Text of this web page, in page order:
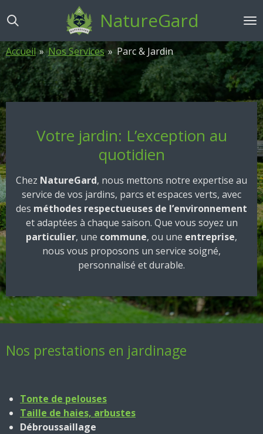
au
contenu
principal
NatureGard
Accueil » Nos Services » Parc & Jardin
Votre jardin: L’exception au
quotidien
Chez NatureGard, nous mettons notre expertise au
service de vos jardins, parcs et espaces verts, avec
des méthodes respectueuses de l’environnement
et adaptées à chaque saison. Que vous soyez un
particulier, une commune, ou une entreprise,
nous vous proposons un service soigné,
personnalisé et durable.
Nos prestations en jardinage
Tonte de pelouses
Taille de haies, arbustes
Débroussaillage